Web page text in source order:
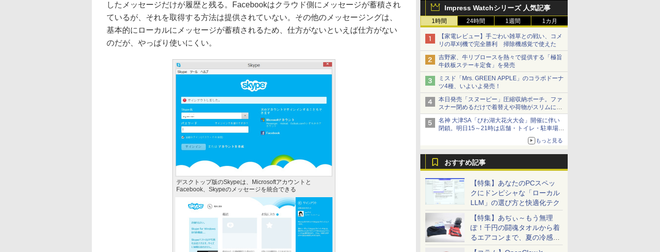
Impress Watchシリーズ 人気記事
1時間 24時間 1週間 1カ月
【家電レビュー】手ごわい雑草との戦い、コメ
リの草刈機で完全勝利 掃除機感覚で使えた
吉野家、牛リブロースを熱々で提供する「極旨
牛鉄板ステーキ定食」を発売
ミスド「Mrs. GREEN APPLE」のコラボドーナ
ツ4種、いよいよ発売！
本日発売「スヌーピー」圧縮収納ポーチ。ファ
スナー閉めるだけで着替えや荷物がスリムにま
とまる
名神 大津SA「びわ湖大花火大会」開催に伴い
閉鎖。明日15～21時は店舗・トイレ・駐車場の
もっと見る
おすすめ記事
【特集】あなたのPCスペッ
クにドンピシャな「ローカル
LLM」の選び方と快適化テク
【特集】あぢぃ～もう無理
ぽ！千円の闘魂タオルから着
るエアコンまで、夏の冷感グ
ッズ一挙紹介
したメッセージだけが履歴と残る。Facebookはクラウド側にメッセージが蓄積され
ているが、それを取得する方法は提供されていない。その他のメッセージングは、
基本的にローカルにメッセージが蓄積されるため、仕方がないといえば仕方がない
のだが、やっぱり使いにくい。
デスクトップ版のSkypeは、Microsoftアカウントと
Facebook、Skypeのメッセージを統合できる